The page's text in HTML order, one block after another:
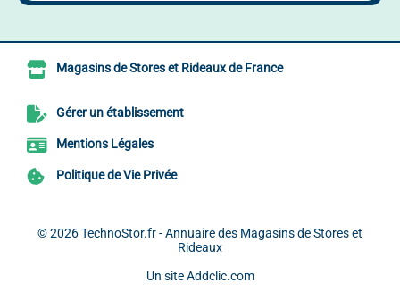
Magasins de Stores et Rideaux de France
Gérer un établissement
Mentions Légales
Politique de Vie Privée
© 2026TechnoStor.fr - Annuaire des Magasins de Stores et
Rideaux
Un site Addclic.com